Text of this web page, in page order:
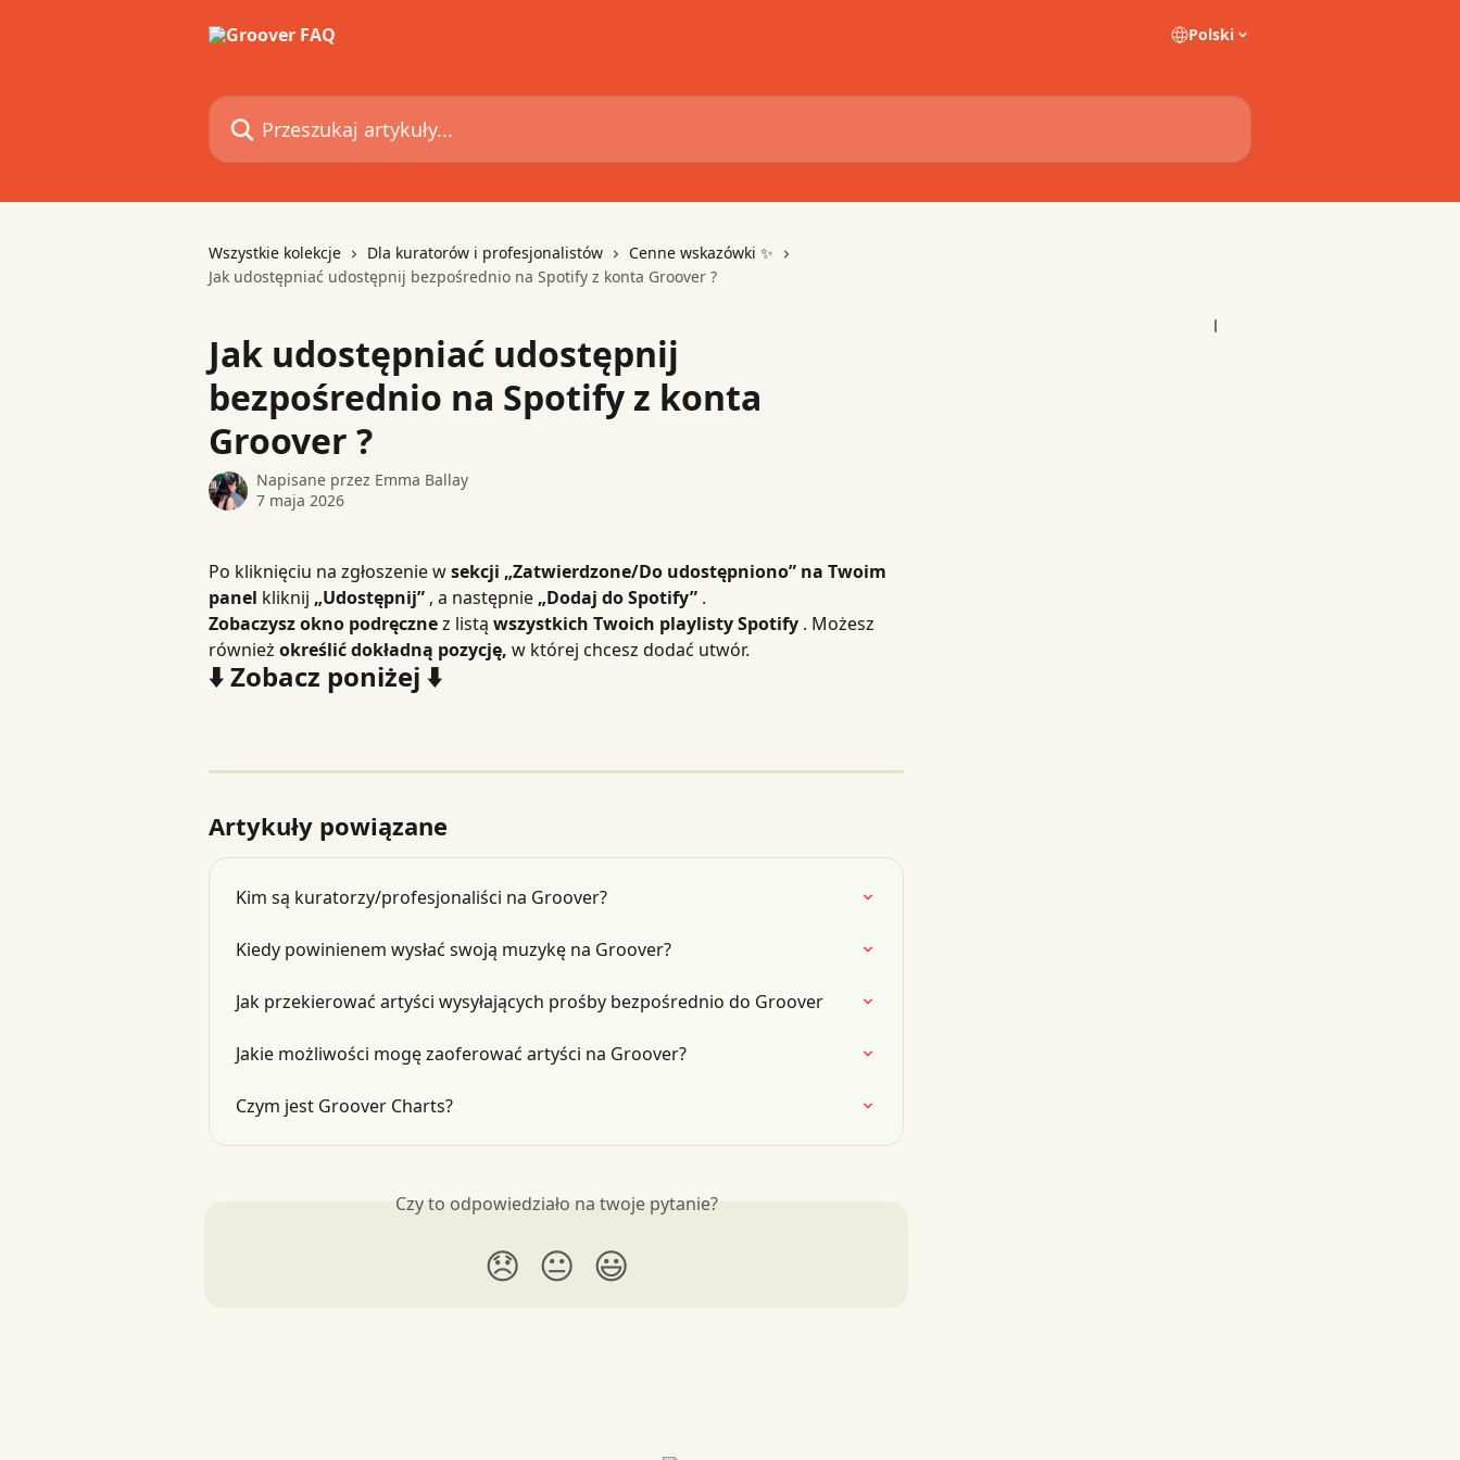
Polski
Przeszukaj artykuły...
Wszystkie kolekcje Dla kuratorów i profesjonalistów
Cenne wskazówki ✨
Jak udostępniać udostępnij bezpośrednio na Spotify z konta Groover ?
Jak udostępniać udostępnij
bezpośrednio na Spotify z konta
Groover ?
Napisane przez Emma Ballay
7 maja 2026
Po kliknięciu na zgłoszenie w sekcji „Zatwierdzone/Do udostępniono” na Twoim
panel kliknij „Udostępnij” , a następnie „Dodaj do Spotify” .
Zobaczysz okno podręczne z listą wszystkich Twoich playlisty Spotify . Możesz
również określić dokładną pozycję, w której chcesz dodać utwór.
⬇️ Zobacz poniżej ⬇️
Artykuły powiązane
Kim są kuratorzy/profesjonaliści na Groover?
Kiedy powinienem wysłać swoją muzykę na Groover?
Jak przekierować artyści wysyłających prośby bezpośrednio do Groover
Jakie możliwości mogę zaoferować artyści na Groover?
Czym jest Groover Charts?
Czy to odpowiedziało na twoje pytanie?
😞 😐 😃